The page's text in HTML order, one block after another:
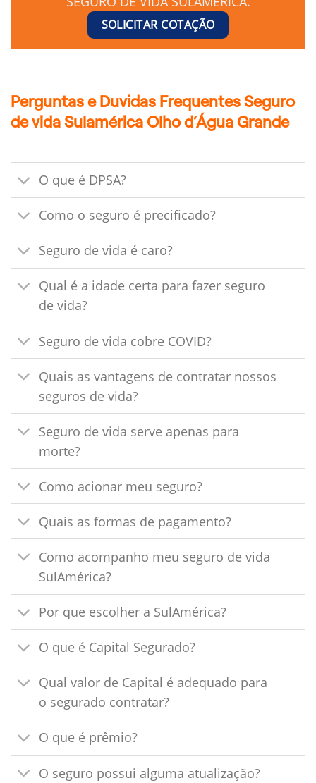
SOLICITAR COTAÇÃO
Perguntas e Duvidas Frequentes Seguro
de vida Sulamérica Olho d’Água Grande
O que é DPSA?
Como o seguro é precificado?
Seguro de vida é caro?
Qual é a idade certa para fazer seguro
de vida?
Seguro de vida cobre COVID?
Quais as vantagens de contratar nossos
seguros de vida?
Seguro de vida serve apenas para
morte?
Como acionar meu seguro?
Quais as formas de pagamento?
Como acompanho meu seguro de vida
SulAmérica?
Por que escolher a SulAmérica?
O que é Capital Segurado?
Qual valor de Capital é adequado para
o segurado contratar?
O que é prêmio?
O seguro possui alguma atualização?